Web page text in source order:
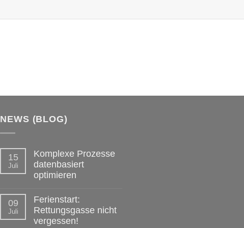
NEWS (BLOG)
15
Juli
Komplexe Prozesse
datenbasiert
optimieren
09
Juli
Ferienstart:
Rettungsgasse nicht
vergessen!